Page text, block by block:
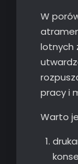
W
lotnych
pracy i
Warto